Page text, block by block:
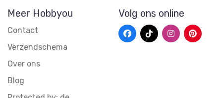
Meer Hobbyou
Contact
Verzendschema
Over ons
Blog
Volg ons online